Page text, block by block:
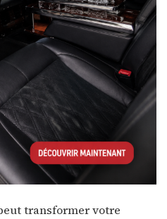
transformer votre